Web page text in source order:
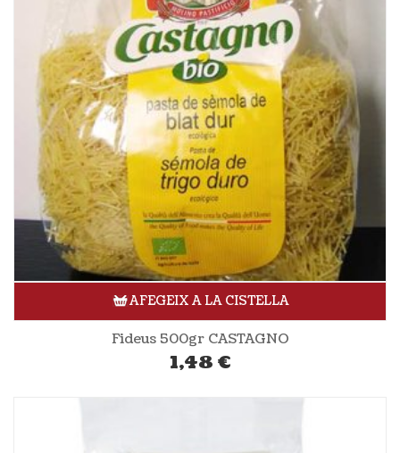
AFEGEIX A LA CISTELLA
Fideus 500gr CASTAGNO
1,48 €